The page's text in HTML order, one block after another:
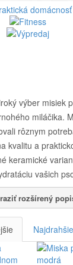
výber misiek
miláčika.
rôznym
kvalitu a
keramické
vašich
rozšírený
Najdrahšie